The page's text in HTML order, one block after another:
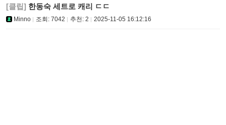
[클립] 한동숙 세트로 캐리 ㄷㄷ
Minno 조회: 7042 추천: 2 2025-11-05 16:12:16